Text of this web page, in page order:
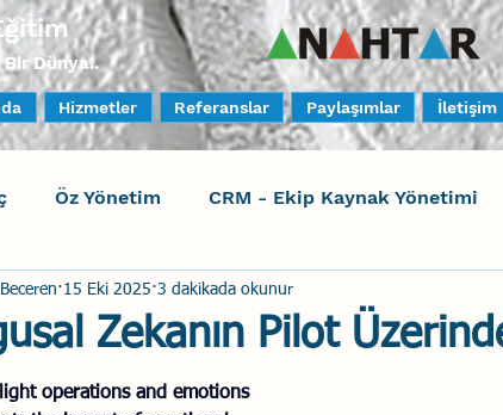
Dünya..
Hizmetler Referanslar Paylaşımlar İletişim
Öz Yönetim CRM - Ekip Kaynak Yönetimi
İlişki Yönetimi Harrison Assessments
İnsan Faktörleri - Human Factors
Zekanın Pilot
15 Eki 2025 3 dakikada okunur
operations and emotions